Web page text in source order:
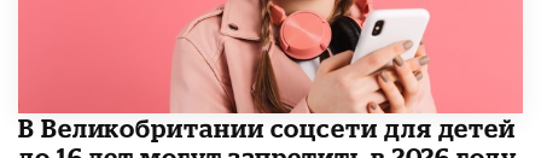
В Великобритании соцсети для детей